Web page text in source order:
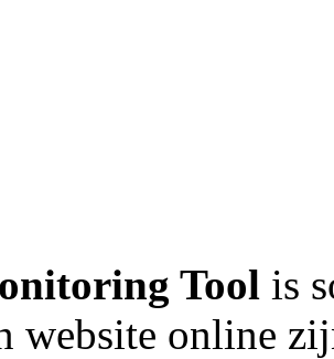
Tool is
website online